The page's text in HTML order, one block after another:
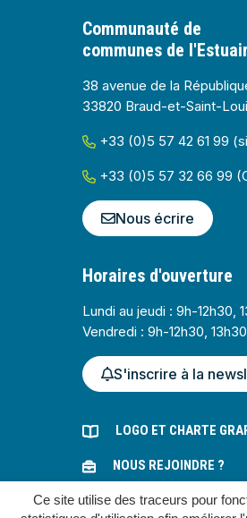
Ce site utilise des traceurs pour
Communauté de
communes de
38 avenue de la
33820 Braud-et-Saint-
+33 (0)5 57 42 61 99
+33 (0)5 57 32 66 99
Nous écrire
Horaires d'ouverture
Lundi au jeudi : 9h-12h30,
Vendredi : 9h-12h30,
S'inscrire à la
LOGO ET CHARTE
NOUS REJOINDRE ?
MARCHÉS PUBLICS